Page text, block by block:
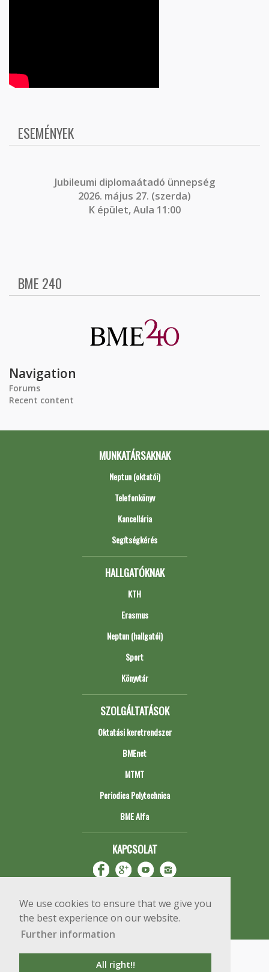
We use cookies to ensure that we give you
the best experience on our website.
Further information
All right!!
ESEMÉNYEK
Jubileumi diplomaátadó ünnepség
2026. május 27. (szerda)
K épület, Aula 11:00
BME 240
Navigation
Forums
Recent content
MUNKATÁRSAKNAK
Neptun (oktatói)
Telefonkönyv
Kancellária
Segítségkérés
HALLGATÓKNAK
KTH
Erasmus
Neptun (hallgatói)
Sport
Könyvtár
SZOLGÁLTATÁSOK
Oktatási keretrendszer
BMEnet
MTMT
Periodica Polytechnica
BME Alfa
KAPCSOLAT
Copyright © 2020 BME Építőmérnöki Kar